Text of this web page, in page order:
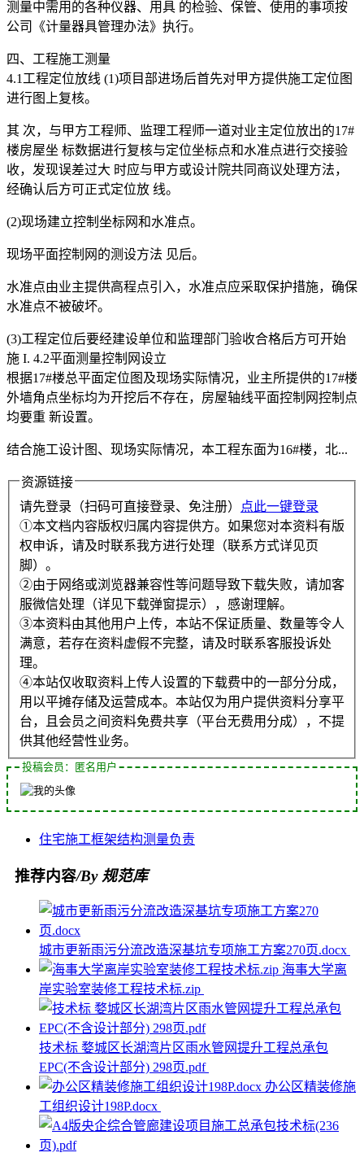
测量中需用的各种仪器、用具 的检验、保管、使用的事项按
公司《计量器具管理办法》执行。
四、工程施工测量
4.1工程定位放线 (1)项目部进场后首先对甲方提供施工定位图
进行图上复核。
其 次，与甲方工程师、监理工程师一道对业主定位放出的17#
楼房屋坐 标数据进行复核与定位坐标点和水准点进行交接验
收，发现误差过大 时应与甲方或设计院共同商议处理方法，
经确认后方可正式定位放 线。
(2)现场建立控制坐标网和水准点。
现场平面控制网的测设方法 见后。
水准点由业主提供高程点引入，水准点应采取保护措施，确保
水准点不被破坏。
(3)工程定位后要经建设单位和监理部门验收合格后方可开始
施 I. 4.2平面测量控制网设立
根据17#楼总平面定位图及现场实际情况，业主所提供的17#楼
外墙角点坐标均为开挖后不存在，房屋轴线平面控制网控制点
均要重 新设置。
结合施工设计图、现场实际情况，本工程东面为16#楼，北...
资源链接
请先登录（扫码可直接登录、免注册）
点此一键登录
①本文档内容版权归属内容提供方。如果您对本资料有版
权申诉，请及时联系我方进行处理（联系方式详见页
脚）。
②由于网络或浏览器兼容性等问题导致下载失败，请加客
服微信处理（详见下载弹窗提示），感谢理解。
③本资料由其他用户上传，本站不保证质量、数量等令人
满意，若存在资料虚假不完整，请及时联系客服投诉处
理。
④本站仅收取资料上传人设置的下载费中的一部分分成，
用以平摊存储及运营成本。本站仅为用户提供资料分享平
台，且会员之间资料免费共享（平台无费用分成），不提
供其他经营性业务。
投稿会员：匿名用户
住宅施工框架结构测量负责
推荐内容/By 规范库
城市更新雨污分流改造深基坑专项施工方案270页.docx
海事大学离
岸实验室装修工程技术标.zip
技术标 婺城区长湖湾片区雨水管网提升工程总承包
EPC(不含设计部分) 298页.pdf
办公区精装修施
工组织设计198P.docx